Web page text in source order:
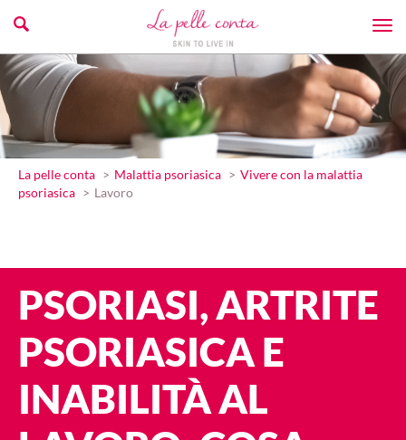
La pelle conta Malattia psoriasica
Vivere con la malattia
psoriasica
Lavoro
PSORIASI, ARTRITE
PSORIASICA E
INABILITÀ AL